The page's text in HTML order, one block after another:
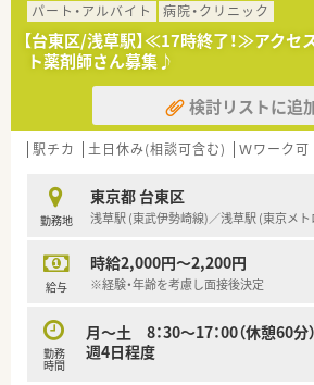
パート・アルバイト
病院・クリニック
【台東区/浅草駅】≪17時終了！≫アクセ
ト薬剤師さん募集♪
検討リストに追
駅チカ 土日休み(相談可含む) Ｗワーク可
勤務地
東京都 台東区
浅草駅 (東武伊勢崎線)／浅草駅 (東京メ
給与
時給2,000円～2,200円
※経験・年齢を考慮し面接後決定
勤務
時間
月～土 8：30～17：00（休憩60分）
週4日程度